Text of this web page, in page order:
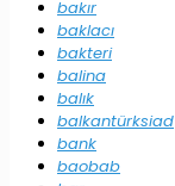
bakır
baklacı
bakteri
balina
balık
balkantürksiad
bank
baobab